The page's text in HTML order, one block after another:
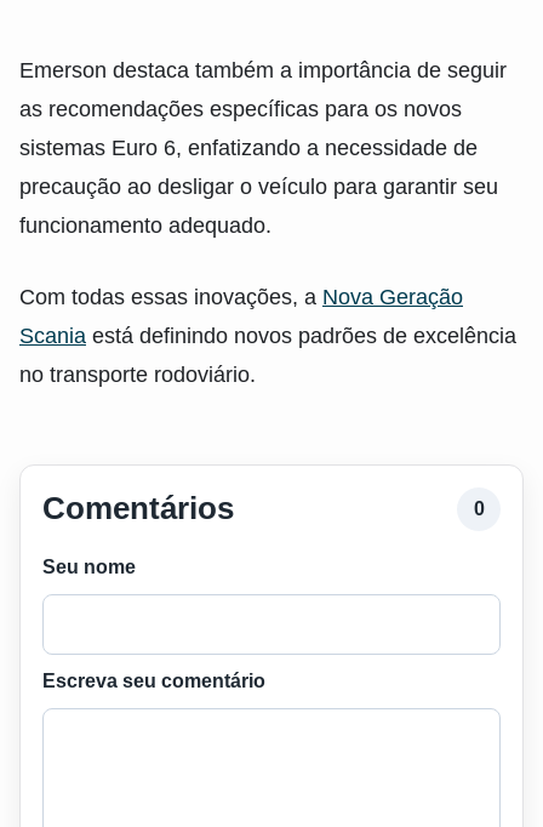
Emerson destaca também a importância de seguir
as recomendações específicas para os novos
sistemas Euro 6, enfatizando a necessidade de
precaução ao desligar o veículo para garantir seu
funcionamento adequado.
Com todas essas inovações, a Nova Geração
Scania está definindo novos padrões de excelência
no transporte rodoviário.
Comentários 0
Seu nome
Escreva seu comentário